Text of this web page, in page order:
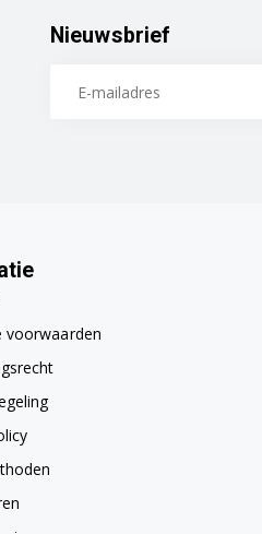
Nieuwsbrief
voorwaarden